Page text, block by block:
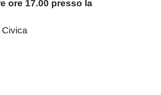
ore 17.00 presso la